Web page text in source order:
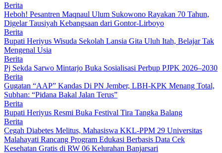
Berita
Heboh! Pesantren Maqnaul Ulum Sukowono Rayakan 70 Tahun,
Digelar Tausiyah Kebangsaan dari Gontor-Lirboyo
Berita
Bupati Heriyus Wisuda Sekolah Lansia Gita Uluh Itah, Belajar Tak
Mengenal Usia
Berita
Pj Sekda Sarwo Mintarjo Buka Sosialisasi Perbup PJPK 2026–2030
Berita
Gugatan “AAP” Kandas Di PN Jember, LBH-KPK Menang Total,
Subhan: “Pidana Bakal Jalan Terus”
Berita
Bupati Heriyus Resmi Buka Festival Tira Tangka Balang
Berita
Cegah Diabetes Melitus, Mahasiswa KKL-PPM 29 Universitas
Malahayati Rancang Program Edukasi Berbasis Data Cek
Kesehatan Gratis di RW 06 Kelurahan Banjarsari